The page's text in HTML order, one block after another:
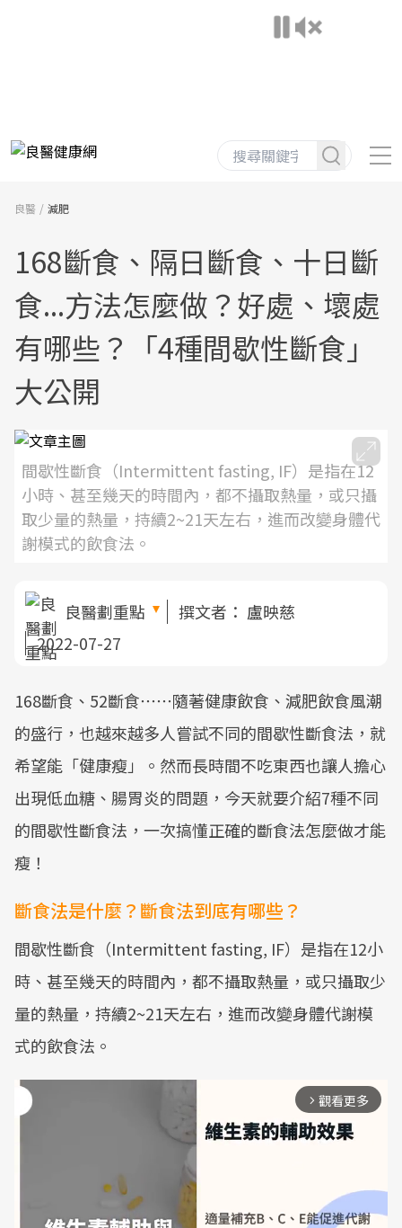
良醫 減肥
168斷食、隔日斷食、十日斷
食...方法怎麼做？好處、壞處
有哪些？「4種間歇性斷食」
大公開
間歇性斷食（Intermittent fasting, IF）是指在12
小時、甚至幾天的時間內，都不攝取熱量，或只攝
取少量的熱量，持續2~21天左右，進而改變身體代
謝模式的飲食法。
良醫劃重點 撰文者： 盧映慈
2022-07-27
168斷食、52斷食⋯⋯隨著健康飲食、減肥飲食風潮
的盛行，也越來越多人嘗試不同的間歇性斷食法，就
希望能「健康瘦」。然而長時間不吃東西也讓人擔心
出現低血糖、腸胃炎的問題，今天就要介紹7種不同
的間歇性斷食法，一次搞懂正確的斷食法怎麼做才能
瘦！
斷食法是什麼？斷食法到底有哪些？
間歇性斷食（Intermittent fasting, IF）是指在12小
時、甚至幾天的時間內，都不攝取熱量，或只攝取少
量的熱量，持續2~21天左右，進而改變身體代謝模
式的飲食法。
arrow_forward_ios 觀看更多